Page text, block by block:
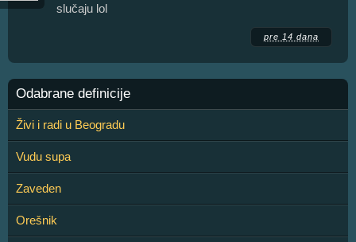
slučaju lol
pre 14 dana
Odabrane definicije
Živi i radi u Beogradu
Vudu supa
Zaveden
Orešnik